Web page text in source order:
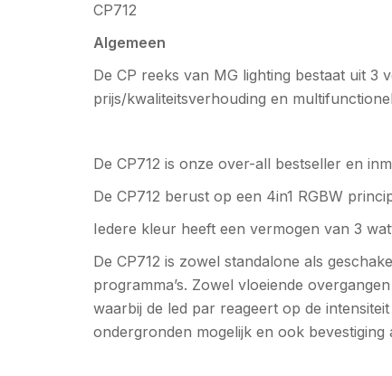
CP712
Algemeen
De CP reeks van MG lighting bestaat uit 3
prijs/kwaliteitsverhouding en
De CP712 is onze over-all bestseller en
De CP712 berust op een 4in1 RGBW
Iedere kleur heeft een vermogen van 3
De CP712 is zowel standalone als
programma’s. Zowel vloeiende
waarbij de led par reageert op de
ondergronden mogelijk en ook